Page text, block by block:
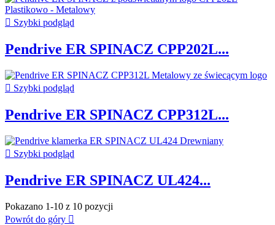
 Szybki podgląd
Pendrive ER SPINACZ CPP202L...
 Szybki podgląd
Pendrive ER SPINACZ CPP312L...
 Szybki podgląd
Pendrive ER SPINACZ UL424...
Pokazano 1-10 z 10 pozycji
Powrót do góry 